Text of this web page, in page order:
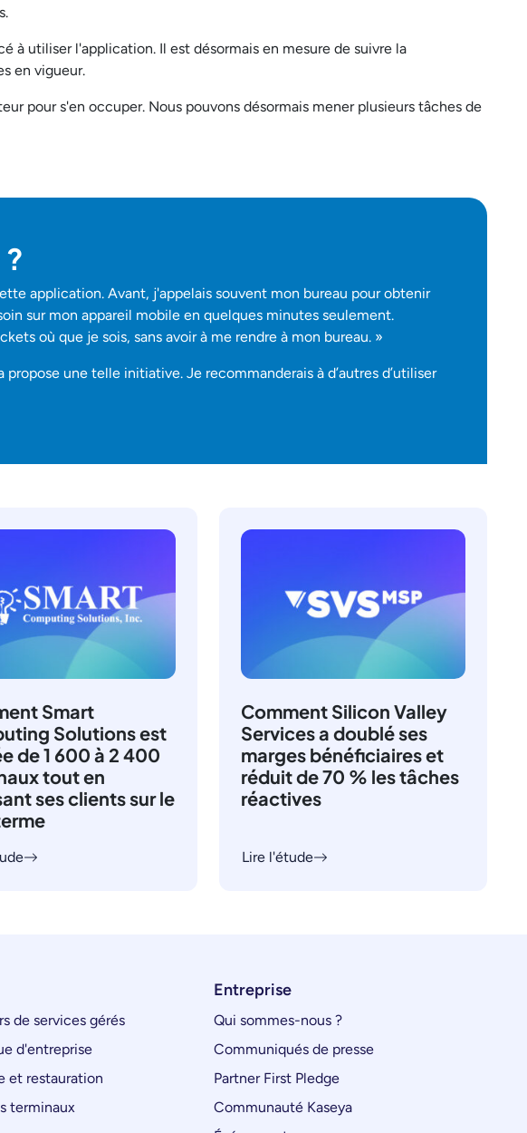
à utiliser l'application. Il est désormais en mesure de suivre la
en vigueur.
pour s'en occuper. Nous pouvons désormais mener plusieurs tâches de
application. Avant, j'appelais souvent mon bureau pour obtenir
sur mon appareil mobile en quelques minutes seulement.
où que je sois, sans avoir à me rendre à mon bureau. »
une telle initiative. Je recommanderais à d’autres d’utiliser
Smart
Solutions est
de 1 600 à 2 400
tout en
ses clients sur le
Comment Silicon Valley
Services a doublé ses
marges bénéficiaires et
réduit de 70 % les tâches
réactives
Lire l'étude
de services gérés
d'entreprise
et restauration
terminaux
Entreprise
Qui sommes-nous ?
Communiqués de presse
Partner First Pledge
Communauté Kaseya